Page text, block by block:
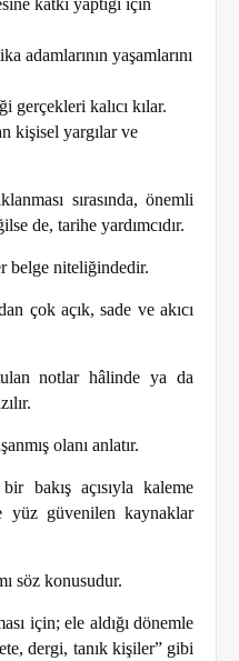
katkı yaptığı için
adamlarının yaşamlarını
gerçekleri kalıcı kılar.
kişisel yargılar ve
sırasında, önemli
de, tarihe yardımcıdır.
belge niteliğindedir.
çok açık, sade ve akıcı
notlar hâlinde ya da
olanı anlatır.
bakış açısıyla kaleme
yüz güvenilen kaynaklar
söz konusudur.
için; ele aldığı dönemle
dergi, tanık kişiler” gibi